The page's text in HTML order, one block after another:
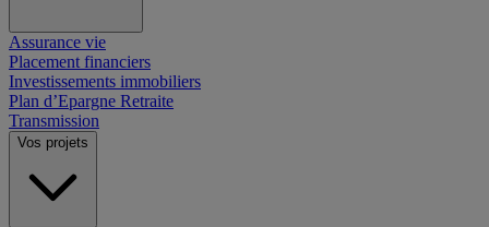
Assurance vie
Placement financiers
Investissements immobiliers
Plan d’Epargne Retraite
Transmission
Vos projets